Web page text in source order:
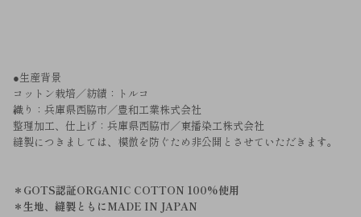
●生産背景
コットン栽培／紡績：トルコ
織り：兵庫県西脇市／豊和工業株式会社
整理加工、仕上げ：兵庫県西脇市／東播染工株式会社
縫製につきましては、模倣を防ぐため非公開とさせていただきます。
＊GOTS認証ORGANIC COTTON 100%使用
＊生地、縫製ともにMADE IN JAPAN